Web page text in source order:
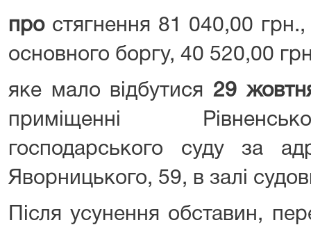
простягнення 81 040,00
основного боргу, 40 520,00
яке мало відбутися 29
приміщенні
господарського суду за
Яворницького, 59, в залі
Після усунення обставин,